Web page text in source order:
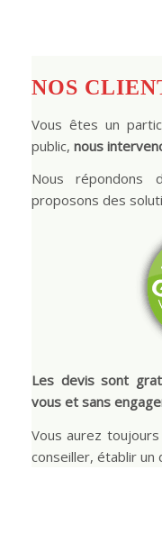
NOS
Vous êtes un
public, nous
Nous
proposons des
Les devis sont
vous et sans
Vous aurez
conseiller, établir